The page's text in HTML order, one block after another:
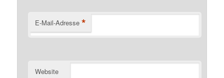
E-Mail-Adresse *
Website